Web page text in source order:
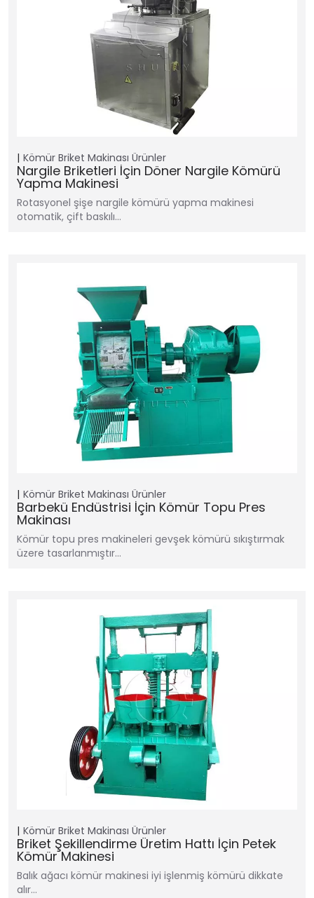
Kömür Briket Makinası Ürünler
Nargile Briketleri İçin Döner Nargile Kömürü
Yapma Makinesi
Rotasyonel şişe nargile kömürü yapma makinesi
otomatik, çift baskılı…
Kömür Briket Makinası Ürünler
Barbekü Endüstrisi İçin Kömür Topu Pres
Makinası
Kömür topu pres makineleri gevşek kömürü sıkıştırmak
üzere tasarlanmıştır…
Kömür Briket Makinası Ürünler
Briket Şekillendirme Üretim Hattı İçin Petek
Kömür Makinesi
Balık ağacı kömür makinesi iyi işlenmiş kömürü dikkate
alır…